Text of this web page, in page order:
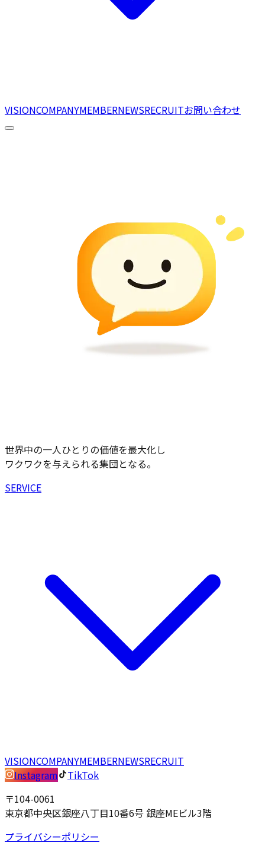
VISIONCOMPANYMEMBERNEWSRECRUITお問い合わせ
世界中の一人ひとりの価値を最大化し
ワクワクを与えられる集団となる。
SERVICE
VISIONCOMPANYMEMBERNEWSRECRUIT
Instagram
TikTok
〒104-0061
東京都中央区銀座八丁目10番6号 銀座MEビル3階
プライバシーポリシー